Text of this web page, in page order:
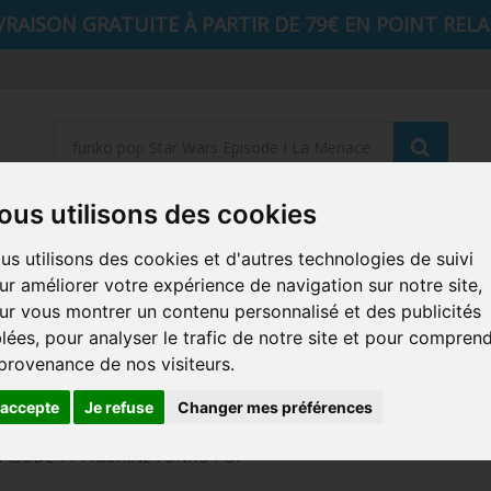
utilisons des cookies
utilisons des cookies et d'autres technologies de suivi
améliorer votre expérience de navigation sur notre site,
vous montrer un contenu personnalisé et des publicités
pour analyser le trafic de notre site et pour
de nos visiteurs.
Je refuse Changer mes préférences
GRATUITE À PARTIR DE 79€ EN POINT
AUTRES COMICS MUSIQUE SPORTS POP
FUNKO HOME FUNKO VINYL SODA RETRO
CARTE A JOUER
1 / FIGURINE FUNKO POP